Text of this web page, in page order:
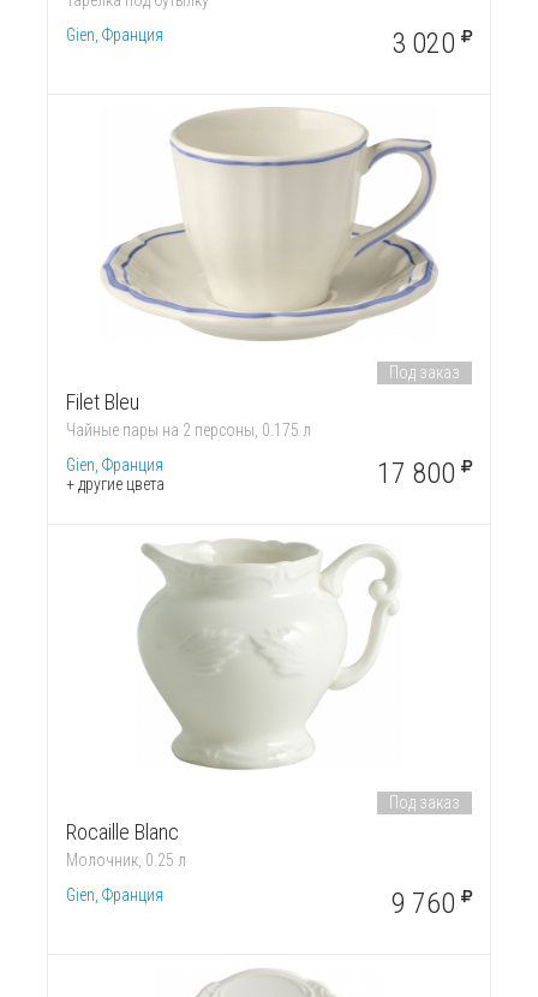
Gien, Франция
3 020
Filet Bleu
Чайные пары на 2 персоны, 0.175 л
Gien, Франция
+ другие цвета
Под заказ
17 800
Rocaille Blanc
Молочник, 0.25 л
Gien, Франция
Под заказ
9 760